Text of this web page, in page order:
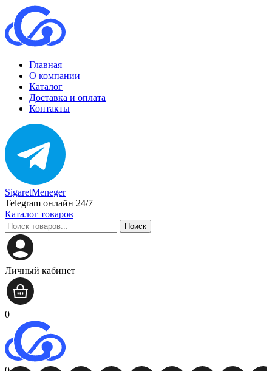
Главная
О компании
Каталог
Доставка и оплата
Контакты
SigaretMeneger
Telegram онлайн 24/7
Каталог товаров
Поиск
Личный кабинет
0